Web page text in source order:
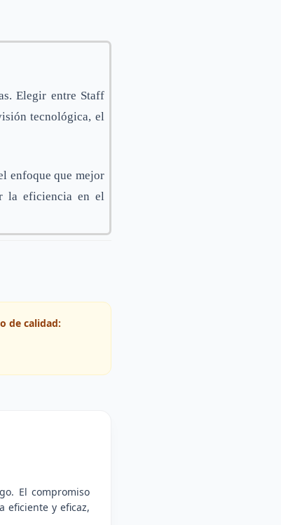
Elegir entre Staff
tecnológica, el
enfoque que mejor
la eficiencia en el
de calidad:
El compromiso
eficiente y eficaz,